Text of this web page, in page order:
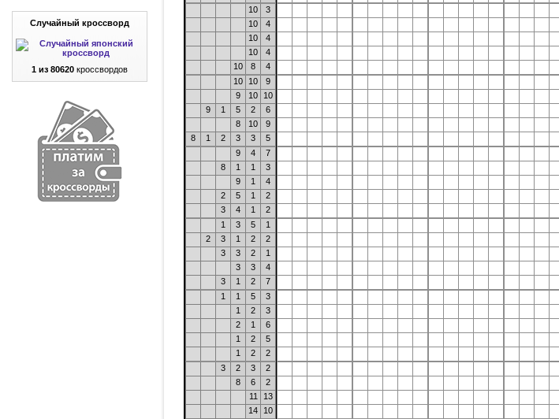
Случайный кроссворд
1 из 80620 кроссвордов
10
3
10
4
10
4
10
4
10
8
4
10
10
9
9
10
10
9
1 5 2
6
8
10
9
8
1 2 3 3
5
9
4
7
8
1 1
3
9
1
4
2
5 1
2
3
4 1
2
1
3 5
1
2
3 1 2
2
3
3 2
1
3
3
4
3
1 2
7
1
1 5
3
1
2
3
2
1
6
1
2
5
1
2
2
3
2 3
2
8
6
2
11
13
14
10